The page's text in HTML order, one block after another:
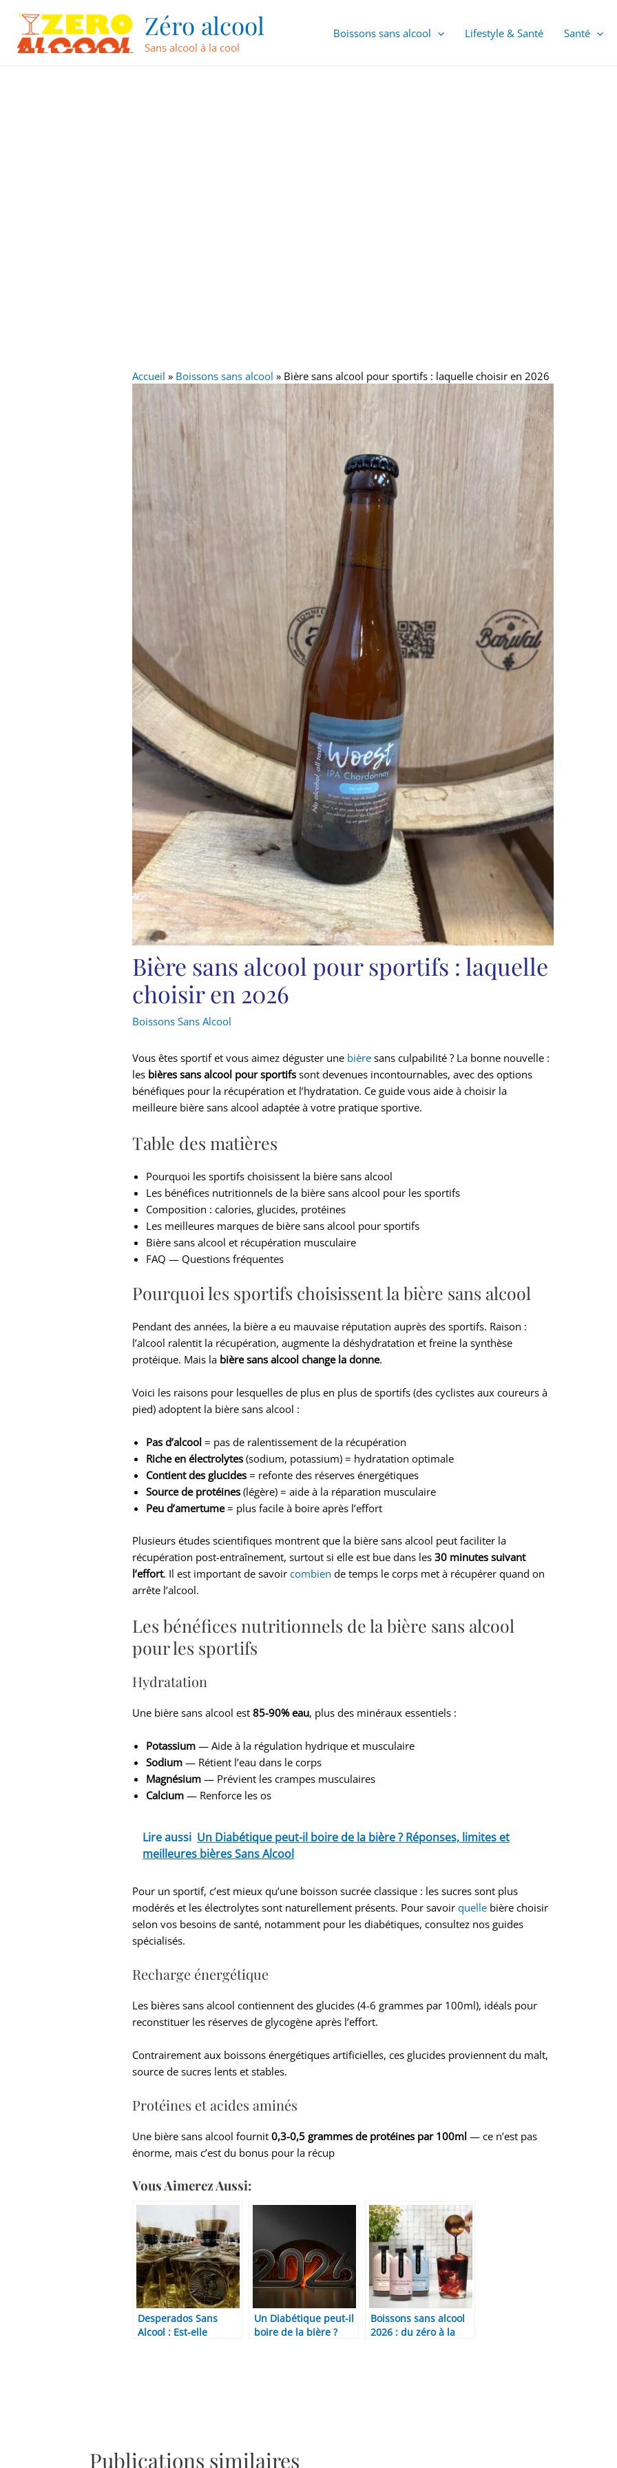
contenu
Zéro alcool
Sans alcool à la cool
Boissons sans alcool Lifestyle & Santé Santé
Accueil » Boissons sans alcool » Bière sans alcool pour sportifs : laquelle choisir en 2026
Bière sans alcool pour sportifs : laquelle
choisir en 2026
Boissons Sans Alcool
Vous êtes sportif et vous aimez déguster une bière sans culpabilité ? La bonne nouvelle :
les bières sans alcool pour sportifs sont devenues incontournables, avec des options
bénéfiques pour la récupération et l’hydratation. Ce guide vous aide à choisir la
meilleure bière sans alcool adaptée à votre pratique sportive.
Table des matières
Pourquoi les sportifs choisissent la bière sans alcool
Les bénéfices nutritionnels de la bière sans alcool pour les sportifs
Composition : calories, glucides, protéines
Les meilleures marques de bière sans alcool pour sportifs
Bière sans alcool et récupération musculaire
FAQ — Questions fréquentes
Pourquoi les sportifs choisissent la bière sans alcool
Pendant des années, la bière a eu mauvaise réputation auprès des sportifs. Raison :
l’alcool ralentit la récupération, augmente la déshydratation et freine la synthèse
protéique. Mais la bière sans alcool change la donne.
Voici les raisons pour lesquelles de plus en plus de sportifs (des cyclistes aux coureurs à
pied) adoptent la bière sans alcool :
Pas d’alcool = pas de ralentissement de la récupération
Riche en électrolytes (sodium, potassium) = hydratation optimale
Contient des glucides = refonte des réserves énergétiques
Source de protéines (légère) = aide à la réparation musculaire
Peu d’amertume= plus facile à boire après l’effort
Plusieurs études scientifiques montrent que la bière sans alcool peut faciliter la
récupération post-entraînement, surtout si elle est bue dans les30 minutes suivant
l’effort. Il est important de savoircombien de temps le corps met à récupérer quand on
arrête l’alcool.
Les bénéfices nutritionnels de la bière sans alcool
pour les sportifs
Hydratation
Une bière sans alcool est85-90% eau, plus des minéraux essentiels :
Potassium — Aide à la régulation hydrique et musculaire
Sodium — Rétient l’eau dans le corps
Magnésium — Prévient les crampes musculaires
Calcium — Renforce les os
Lire aussi Un Diabétique peut-il boire de la bière ? Réponses, limites et
meilleures bières Sans Alcool
Pour un sportif, c’est mieux qu’une boisson sucrée classique : les sucres sont plus
modérés et les électrolytes sont naturellement présents. Pour savoirquelle bière choisir
selon vos besoins de santé, notamment pour les diabétiques, consultez nos guides
spécialisés.
Recharge énergétique
Les bières sans alcool contiennent des glucides (4-6 grammes par 100ml), idéals pour
reconstituer les réserves de glycogène après l’effort.
Contrairement aux boissons énergétiques artificielles, ces glucides proviennent du malt,
source de sucres lents et stables.
Protéines et acides aminés
Une bière sans alcool fournit0,3-0,5 grammes de protéines par 100ml — ce n’est pas
énorme, mais c’est du bonus pour la récup
Vous Aimerez Aussi:
Desperados Sans
Alcool : Est-elle
Un Diabétique peut-il
boire de la bière ?
Boissons sans alcool
2026 : du zéro à la
Publications similaires
des
articles